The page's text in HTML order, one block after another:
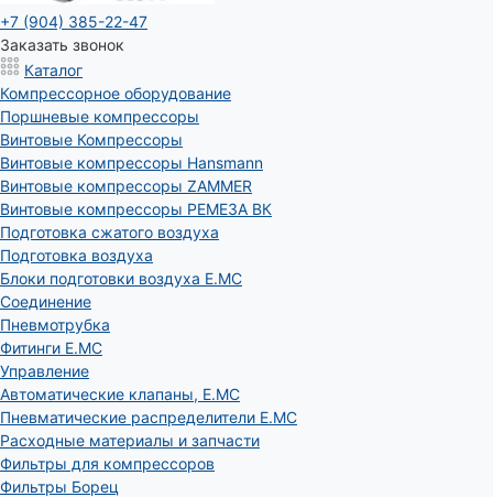
+7 (904) 385-22-47
Заказать звонок
Каталог
Компрессорное оборудование
Поршневые компрессоры
Винтовые Компрессоры
Винтовые компрессоры Hansmann
Винтовые компрессоры ZAMMER
Винтовые компрессоры РЕМЕЗА ВК
Подготовка сжатого воздуха
Подготовка воздуха
Блоки подготовки воздуха E.MC
Соединение
Пневмотрубка
Фитинги E.MC
Управление
Автоматические клапаны, Е.МС
Пневматические распределители E.MC
Расходные материалы и запчасти
Фильтры для компрессоров
Фильтры Борец